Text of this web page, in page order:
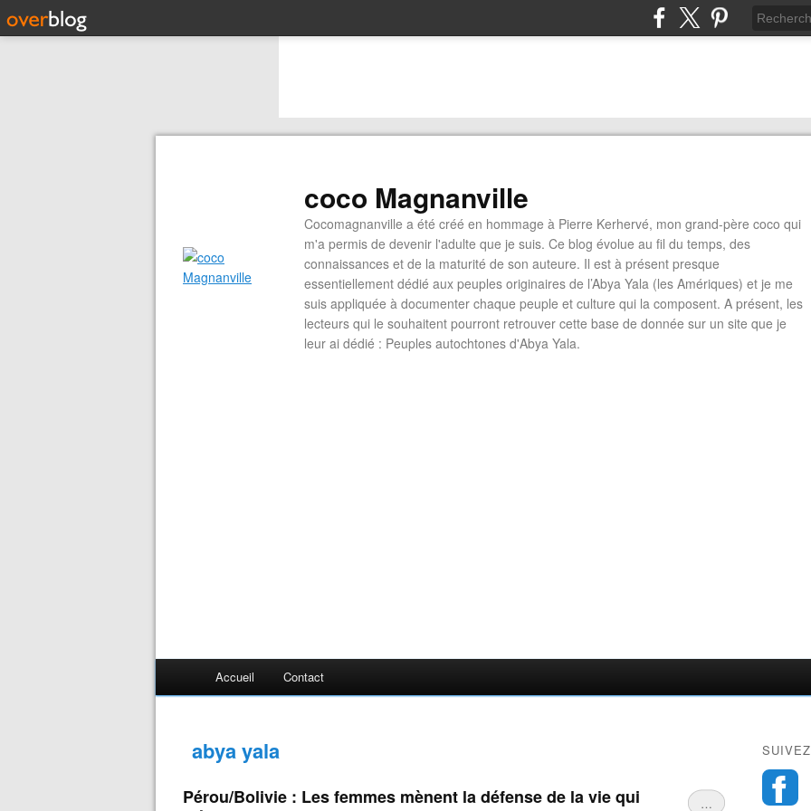
coco Magnanville
Cocomagnanville a été créé en hommage à Pierre Kerhervé, mon grand-père coco qui
m'a permis de devenir l'adulte que je suis. Ce blog évolue au fil du temps, des
connaissances et de la maturité de son auteure. Il est à présent presque
essentiellement dédié aux peuples originaires de l’Abya Yala (les Amériques) et je me
suis appliquée à documenter chaque peuple et culture qui la composent. A présent, les
lecteurs qui le souhaitent pourront retrouver cette base de donnée sur un site que je
leur ai dédié : Peuples autochtones d'Abya Yala.
Accueil Contact
abya yala
…
Pérou/Bolivie : Les femmes mènent la défense de la vie qui